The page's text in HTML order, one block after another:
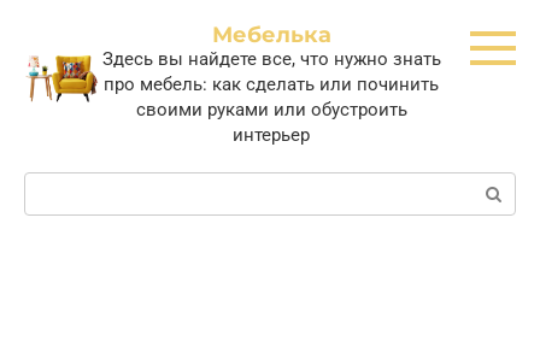
контенту
Мебелька
Здесь вы найдете все, что нужно знать
про мебель: как сделать или починить
своими руками или обустроить
интерьер
Поиск: